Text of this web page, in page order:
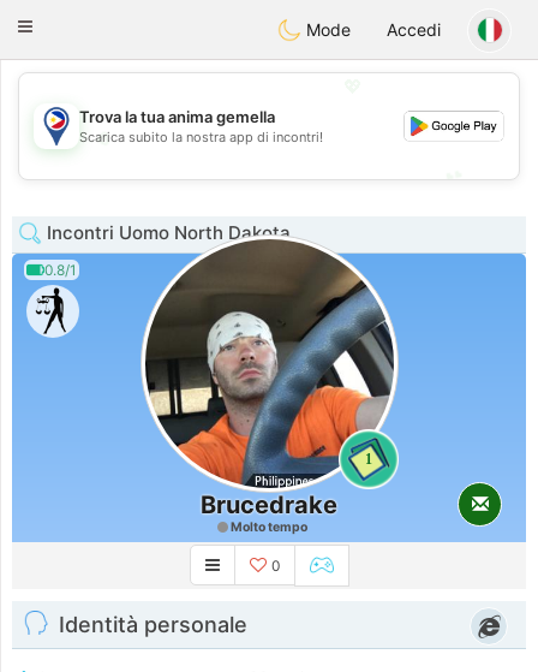
PhilippinesChat
Toggle
Mode Accedi
💖
💕
Trova la tua anima gemella
Scarica subito la nostra app di incontri!
Incontri Uomo North Dakota
0.8/1
1
Brucedrake
Molto tempo
0
Identità personale